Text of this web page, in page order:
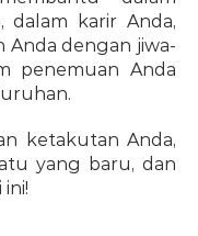
dalam karir Anda,
dengan jiwa-
penemuan Anda
ketakutan Anda,
yang baru, dan